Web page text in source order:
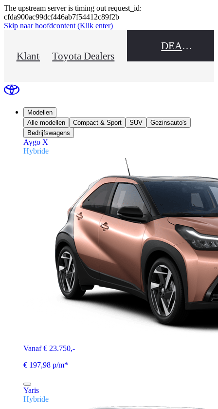
The upstream server is timing out request_id:
cfda900ac99dcf446ab7f54412c89f2b
Skip naar hoofdcontent (Klik enter)
KlantenserviceToyota Dealers
DEALER NAME
Modellen
Alle modellen
Compact & Sport SUV
Gezinsauto's
Bedrijfswagens
Aygo X
Hybride
Vanaf € 23.750,-
€ 197,98 p/m*
Yaris
Hybride